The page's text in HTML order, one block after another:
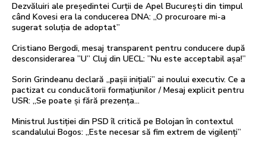
Dezvăluiri ale președintei Curții de Apel București din timpul
când Kovesi era la conducerea DNA: „O procuroare mi-a
sugerat soluția de adoptat”
Cristiano Bergodi, mesaj transparent pentru conducere după
desconsiderarea ”U” Cluj din UECL: ”Nu este acceptabil așa!”
Sorin Grindeanu declară „pașii inițiali” ai noului executiv. Ce a
pactizat cu conducătorii formațiunilor / Mesaj explicit pentru
USR: „Se poate și fără prezența...
Ministrul Justiției din PSD îl critică pe Bolojan în contextul
scandalului Bogos: „Este necesar să fim extrem de vigilenți”